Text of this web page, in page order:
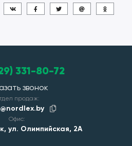
331-80-72
звонок
продаж:
Офис:
ул. Олимпийская, 2А